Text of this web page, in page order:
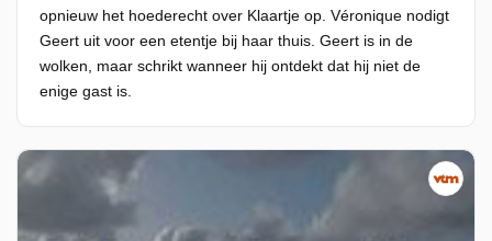
opnieuw het hoederecht over Klaartje op. Véronique nodigt
Geert uit voor een etentje bij haar thuis. Geert is in de
wolken, maar schrikt wanneer hij ontdekt dat hij niet de
enige gast is.